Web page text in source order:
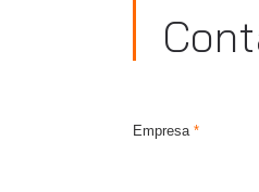
Empresa *